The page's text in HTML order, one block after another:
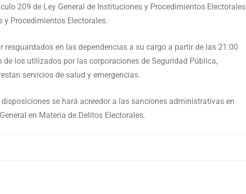
209 de Ley General de Instituciones y Procedimientos Electorales
y Procedimientos Electorales.
en las dependencias a su cargo a partir de las 21:00
los utilizados por las corporaciones de Seguridad Pública,
servicios de salud y emergencias.
se hará acreedor a las sanciones administrativas en
en Materia de Delitos Electorales.